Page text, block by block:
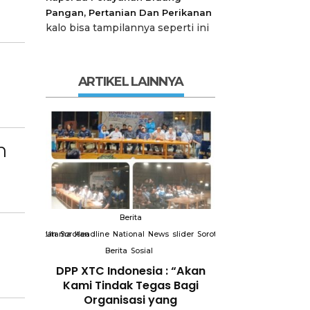
Pangan, Pertanian Dan Perikanan
kalo bisa tampilannya seperti ini
ARTIKEL LAINNYA
Sorotan Sorotan
XTC
Berita
Utama Headline National News slider Sorotan
Berita Sosial
DPP XTC Indonesia : “Akan
Kami Tindak Tegas Bagi
Organisasi yang